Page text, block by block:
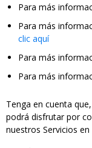
Para más
Para más
clic aquí
Para más
Para más
Tenga en cuenta
podrá disfrutar por
nuestros Servicios en